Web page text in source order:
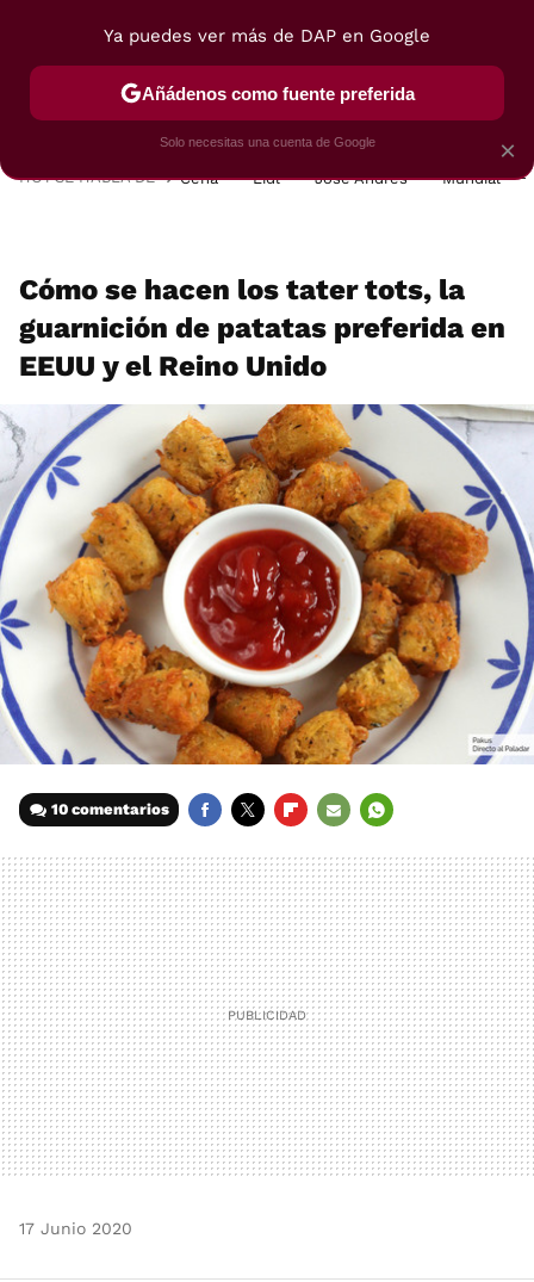
POSTRES VIAJES SELECCIÓN VEGUI
HOY SE HABLA DE Cena Lidl José Andrés Mundial
Cómo se hacen los tater tots, la
guarnición de patatas preferida en
EEUU y el Reino Unido
10 comentarios
MAIL
17 Junio 2020
×
Ya puedes ver más de DAP en Google
Añádenos como fuente preferida
Solo necesitas una cuenta de Google